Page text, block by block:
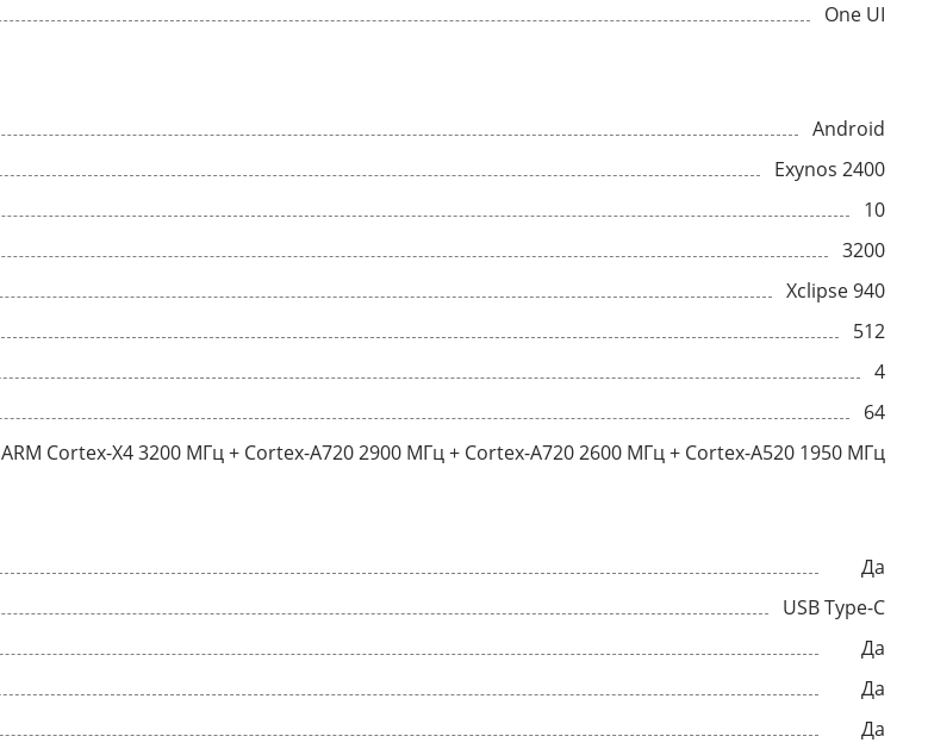
One UI
Android
Exynos 2400
10
3200
Xclipse 940
512
4
64
ARM Cortex-X4 3200 МГц + Cortex-A720 2900 МГц + Cortex-A720 2600 МГц + Cortex-A520 1950 МГц
Да
USB Type-C
Да
Да
Да